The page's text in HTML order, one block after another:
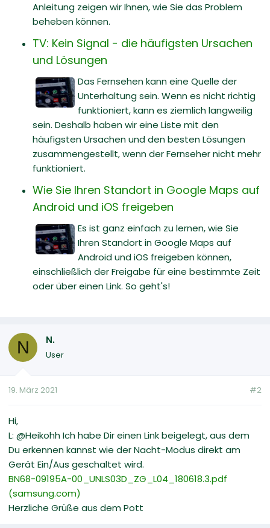
Anleitung zeigen wir Ihnen, wie Sie das Problem
beheben können.
TV: Kein Signal - die häufigsten Ursachen
und Lösungen
Das Fernsehen kann eine Quelle der
Unterhaltung sein. Wenn es nicht richtig
funktioniert, kann es ziemlich langweilig
sein. Deshalb haben wir eine Liste mit den
häufigsten Ursachen und den besten Lösungen
zusammengestellt, wenn der Fernseher nicht mehr
funktioniert.
Wie Sie Ihren Standort in Google Maps auf
Android und iOS freigeben
Es ist ganz einfach zu lernen, wie Sie
Ihren Standort in Google Maps auf
Android und iOS freigeben können,
einschließlich der Freigabe für eine bestimmte Zeit
oder über einen Link. So geht's!
N N.
User
19. März 2021 #2
Hi,
L: @Heikohh Ich habe Dir einen Link beigelegt, aus dem
Du erkennen kannst wie der Nacht-Modus direkt am
Gerät Ein/Aus geschaltet wird.
BN68-09195A-00_UNLS03D_ZG_L04_180618.3.pdf
(samsung.com)
Herzliche Grüße aus dem Pott